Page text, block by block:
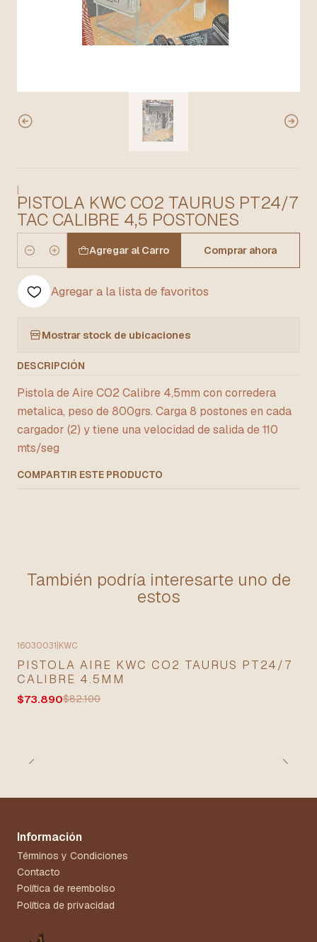
|
PISTOLA KWC CO2 TAURUS PT24/7
TAC CALIBRE 4,5 POSTONES
Cantidad
Agregar al Carro Comprar ahora
Agregar a la lista de favoritos
Mostrar stock de ubicaciones
DESCRIPCIÓN
Pistola de Aire CO2 Calibre 4,5mm con corredera
metalica, peso de 800grs. Carga 8 postones en cada
cargador (2) y tiene una velocidad de salida de 110
mts/seg
COMPARTIR ESTE PRODUCTO
También podría interesarte uno de
estos
16030031 KWC
PISTOLA AIRE KWC CO2 TAURUS PT24/7
CALIBRE 4.5MM
$73.890$82.100
Información
Términos y Condiciones
Contacto
Política de reembolso
Política de privacidad